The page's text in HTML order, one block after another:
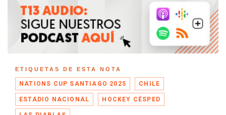
ETIQUETAS DE ESTA NOTA
NATIONS CUP SANTIAGO 2025 CHILE
ESTADIO NACIONAL HOCKEY CÉSPED